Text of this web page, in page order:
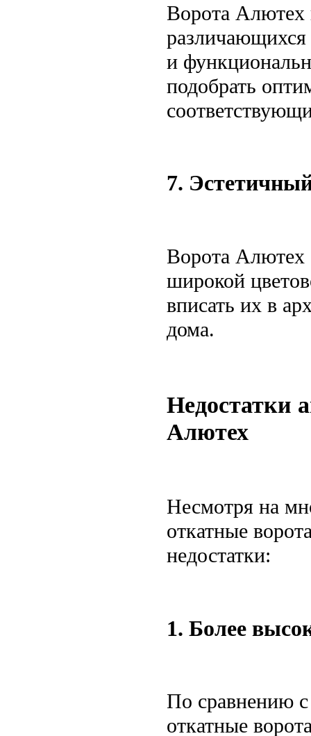
Ворота Алютех
различающихся
и
подобрать
7.
Ворота Алютех
широкой
вписать их в
дома.
Недостатки
Алютех
Несмотря на
откатные
недостатки:
1. Более
По сравнению
откатные